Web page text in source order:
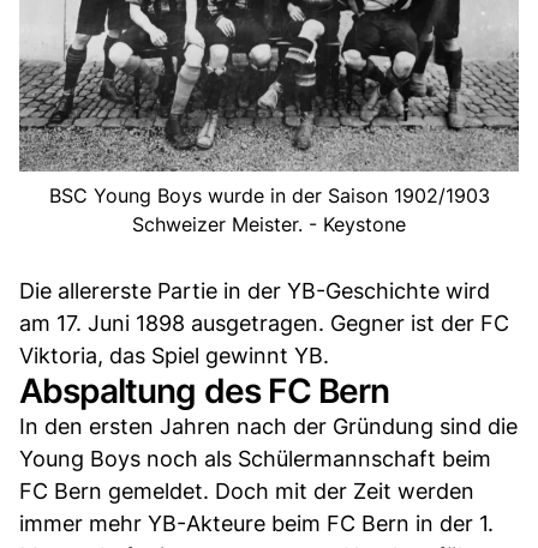
BSC Young Boys wurde in der Saison 1902/1903
Schweizer Meister. - Keystone
Die allererste Partie in der YB-Geschichte wird
am 17. Juni 1898 ausgetragen. Gegner ist der FC
Viktoria, das Spiel gewinnt YB.
Abspaltung des FC Bern
In den ersten Jahren nach der Gründung sind die
Young Boys noch als Schülermannschaft beim
FC Bern gemeldet. Doch mit der Zeit werden
immer mehr YB-Akteure beim FC Bern in der 1.